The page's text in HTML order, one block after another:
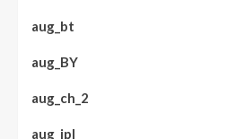
aug_bt
aug_BY
aug_ch_2
aug_ipl